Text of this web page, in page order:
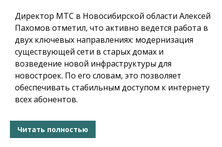
Директор МТС в Новосибирской области Алексей
Пахомов отметил, что активно ведется работа в
двух ключевых направлениях: модернизация
существующей сети в старых домах и
возведение новой инфраструктуры для
новостроек. По его словам, это позволяет
обеспечивать стабильным доступом к интернету
всех абонентов.
Читать полностью